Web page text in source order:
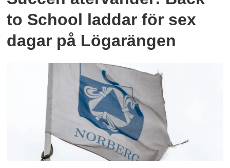
to School laddar för sex
dagar på Lögarängen